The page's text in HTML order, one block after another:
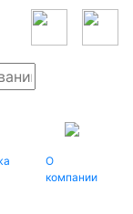
О
компании